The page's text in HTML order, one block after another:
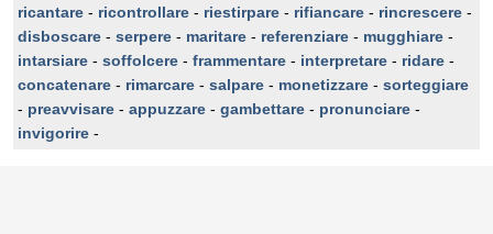
ricantare - ricontrollare - riestirpare - rifiancare - rincrescere -
disboscare - serpere - maritare - referenziare - mugghiare -
intarsiare - soffolcere - frammentare - interpretare - ridare -
concatenare - rimarcare - salpare - monetizzare - sorteggiare
- preavvisare - appuzzare - gambettare - pronunciare -
invigorire -